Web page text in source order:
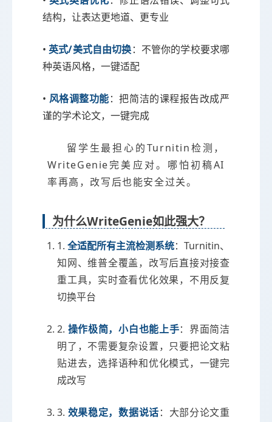
结构，让表达更地道、更专业
• 英式/美式自由切换：不管你的学校要求哪
种英语风格，一键适配
• 风格调整功能：把简洁的课程报告改成严
谨的学术论文，一键完成
留学生最担心的Turnitin检测，
WriteGenie完美应对。哪怕初稿AI
率再高，改写后也能安全过关。
为什么WriteGenie如此强大？
1. 全适配所有主流检测系统：Turnitin、
知网、维普全覆盖，改写后直接对接查
重工具，实时查看优化效果，不用反复
切换平台
2. 操作极简，小白也能上手：界面简洁
明了，不需要复杂设置，只要把论文粘
贴进去，选择语种和优化模式，一键完
成改写
3. 效果稳定，数据说话：大部分论文重